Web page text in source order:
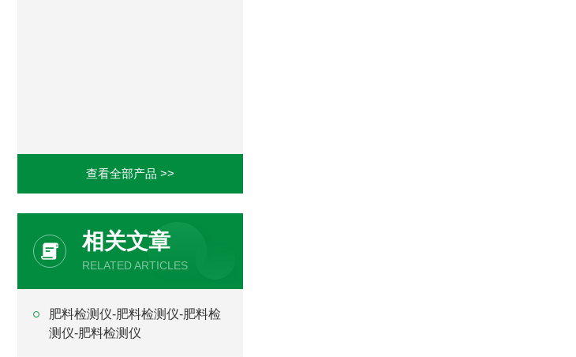
查看全部产品 >>
相关文章
RELATED ARTICLES
肥料检测仪-肥料检测仪-肥料检
测仪-肥料检测仪